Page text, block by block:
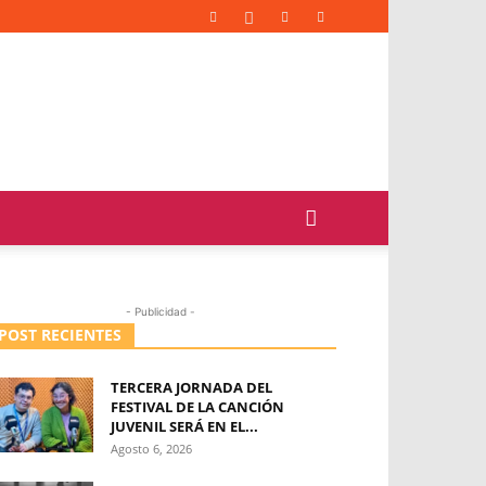
- Publicidad -
RECIENTES
TERCERA JORNADA DEL
FESTIVAL DE LA CANCIÓN
JUVENIL SERÁ EN EL...
Agosto 6, 2026